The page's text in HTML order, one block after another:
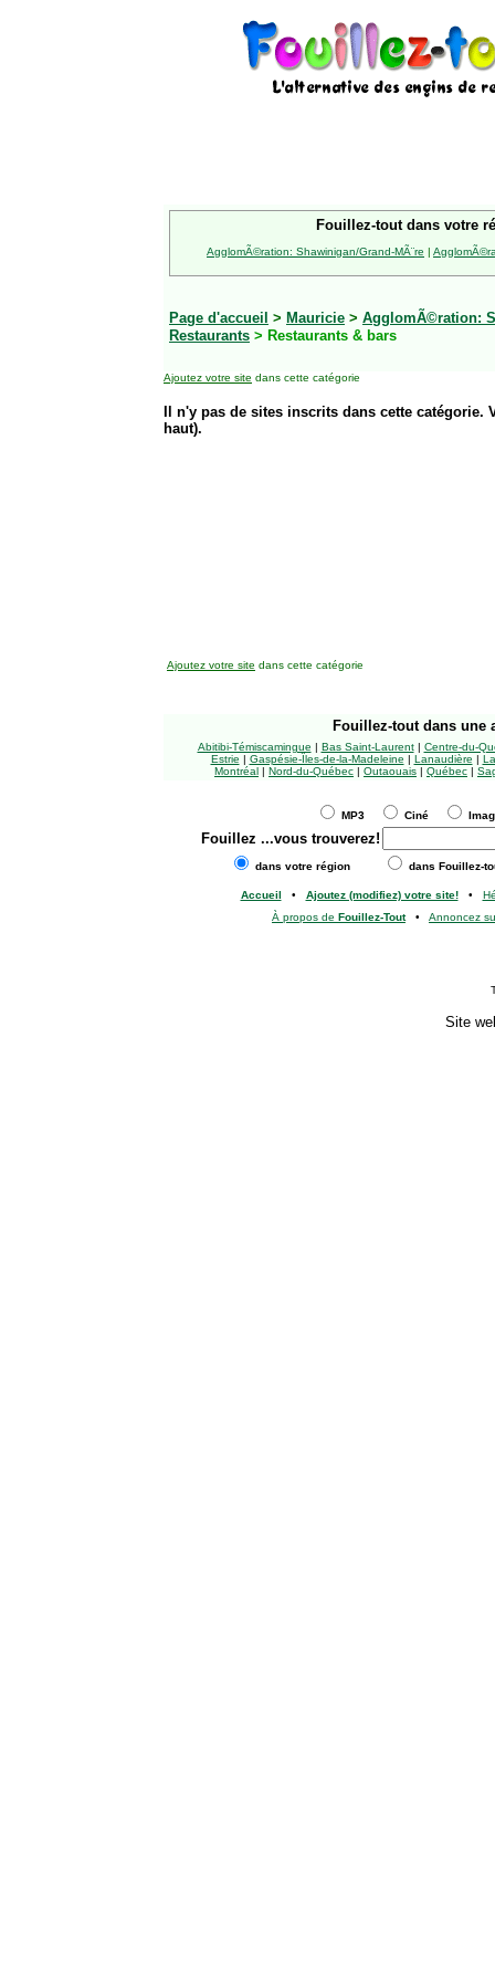
Fouillez-tout dans votre
AgglomÃ©ration: Shawinigan/Grand-MÃ¨re |
Page d'accueil > Mauricie > AgglomÃ©ration:
Restaurants > Restaurants & bars
Ajoutez votre site dans cette catégorie
Il n'y pas de sites inscrits dans cette
haut).
Ajoutez votre site dans cette catégorie
Fouillez-tout dans une
Abitibi-Témiscamingue | Bas Saint-Laurent| Centre-du-
Estrie | Gaspésie-Îles-de-la-Madeleine | Lanaudière |
Montréal | Nord-du-Québec | Outaouais | Québec |
MP3 Ciné
Fouillez ...vous trouverez!
dans votre région dans Fouillez-
Accueil • Ajoutez (modifiez) votre site!•
À propos de Fouillez-Tout• Annoncez
Site